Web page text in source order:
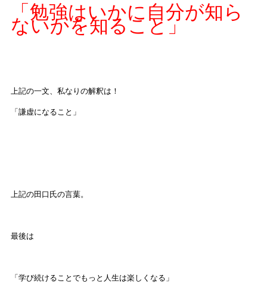
「勉強はいかに自分が知ら
ないかを知ること」
上記の一文、私なりの解釈は！
「謙虚になること」
上記の田口氏の言葉。
最後は
「学び続けることでもっと人生は楽しくなる」